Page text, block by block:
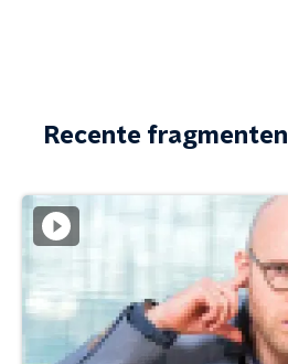
Recente fragmenten